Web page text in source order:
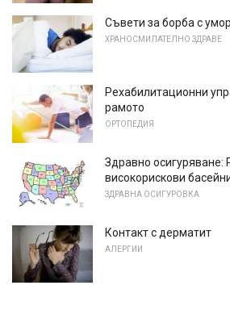
Съвети за борба с
ХРАНОСМИЛАТЕЛНО ЗДРАВЕ
Рехабилитационни
рамото
ОРТОПЕДИЯ
Здравно осигуряване:
високорискови
ЗДРАВНА ОСИГУРОВКА
Контакт с дерматит
АЛЕРГИИ